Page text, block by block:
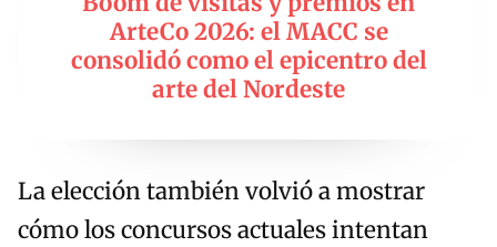
ArteCo 2026: el MACC se
consolidó como el epicentro del
arte del Nordeste
La elección también volvió a mostrar
cómo los concursos actuales intentan